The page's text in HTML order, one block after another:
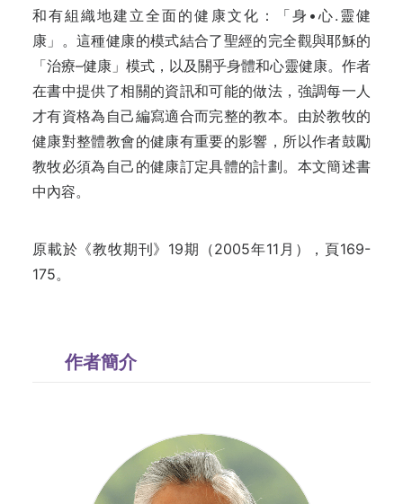
和有組織地建立全面的健康文化：「身•心.靈健
康」。這種健康的模式結合了聖經的完全觀與耶穌的
「治療–健康」模式，以及關乎身體和心靈健康。作者
在書中提供了相關的資訊和可能的做法，強調每一人
才有資格為自己編寫適合而完整的教本。由於教牧的
健康對整體教會的健康有重要的影響，所以作者鼓勵
教牧必須為自己的健康訂定具體的計劃。本文簡述書
中內容。
原載於《教牧期刊》19期（2005年11月），頁169-
175。
作者簡介